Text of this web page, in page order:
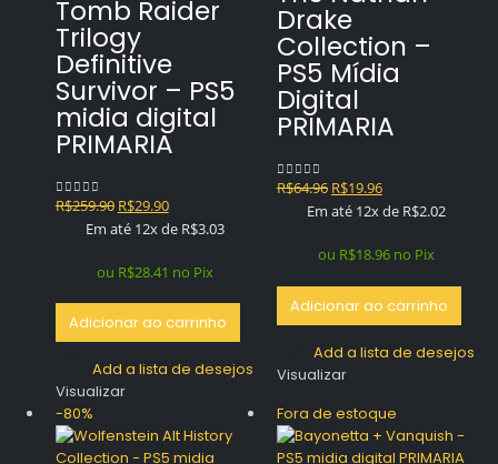
Tomb Raider
Trilogy
Definitive
Survivor – PS5
midia digital
PRIMARIA
0out of 5
R$259.90 O
preço
era:
R$29.90O
preço
é:
Em até 12x de R$3.03
ou R$28.41 no Pix
Adicionar ao carrinho
Add a lista de desejos
Visualizar
Drake
Collection –
PS5 Mídia
Digital
PRIMARIA
0out of 5
R$64.96 O
preço
era:
R$19.96O
preço
é:
Em até 12x de R$2.02
ou R$18.96 no Pix
Adicionar ao carrinho
Add a lista de desejos
Visualizar
-80%
Fora de estoque